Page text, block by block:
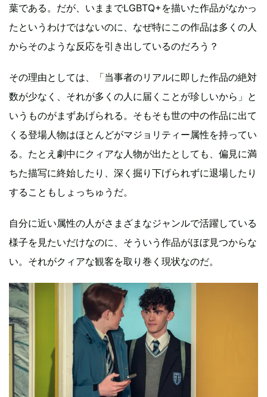
葉である。だが、いままでLGBTQ+を描いた作品がなかっ
たというわけではないのに、なぜ特にこの作品は多くの人
からそのような反応を引き出しているのだろう？
その理由としては、「当事者のリアルに即した作品の絶対
数が少なく、それが多くの人に届くことが珍しいから」と
いうものがまずあげられる。そもそも世の中の作品に出て
くる登場人物はほとんどがマジョリティー属性を持ってい
る。たとえ劇中にクィアな人物が出たとしても、偏見に満
ちた描写に終始したり、深く掘り下げられずに退場したり
することもしょっちゅうだ。
自分に近い属性の人がさまざまなジャンルで活躍している
様子を見たいだけなのに、そういう作品がほぼ見つからな
い。それがクィアな観客を取り巻く現状なのだ。